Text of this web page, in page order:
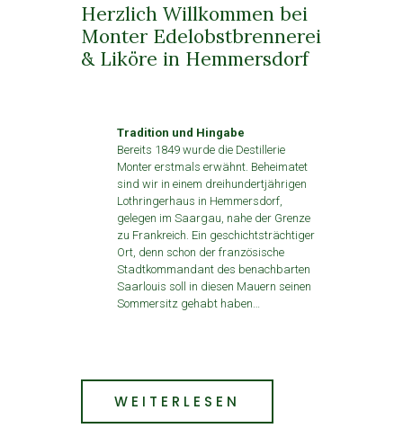
Herzlich Willkommen bei
Monter Edelobstbrennerei
& Liköre in Hemmersdorf
Tradition und Hingabe
Bereits 1849 wurde die Destillerie
Monter erstmals erwähnt. Beheimatet
sind wir in einem dreihundertjährigen
Lothringerhaus in Hemmersdorf,
gelegen im Saargau, nahe der Grenze
zu Frankreich. Ein geschichtsträchtiger
Ort, denn schon der französische
Stadtkommandant des benachbarten
Saarlouis soll in diesen Mauern seinen
Sommersitz gehabt haben…
WEITERLESEN